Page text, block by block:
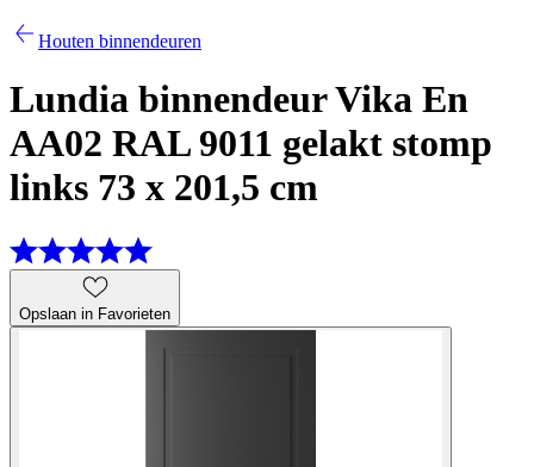
Houten binnendeuren
Lundia binnendeur Vika En
AA02 RAL 9011 gelakt stomp
links 73 x 201,5 cm
Opslaan in Favorieten